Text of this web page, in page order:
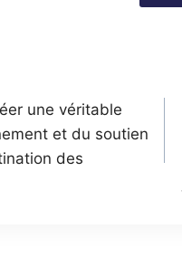
une véritable
et du soutien
des